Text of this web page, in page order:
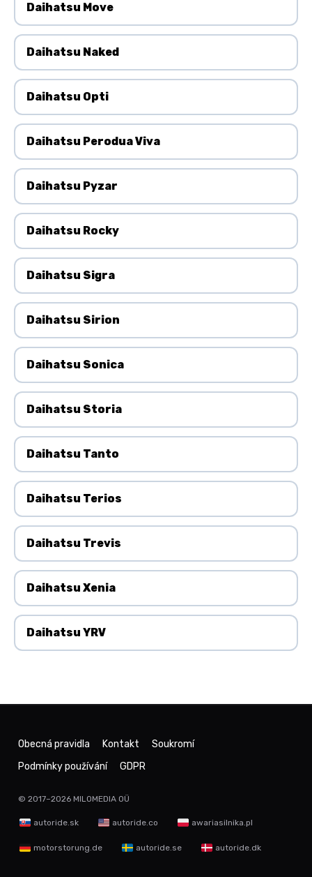
Daihatsu Move
Daihatsu Naked
Daihatsu Opti
Daihatsu Perodua Viva
Daihatsu Pyzar
Daihatsu Rocky
Daihatsu Sigra
Daihatsu Sirion
Daihatsu Sonica
Daihatsu Storia
Daihatsu Tanto
Daihatsu Terios
Daihatsu Trevis
Daihatsu Xenia
Daihatsu YRV
Obecná pravidla Kontakt
Soukromí
Podmínky používání
GDPR
© 2017–2026 MILOMEDIA OÜ
autoride.sk autoride.co awariasilnika.pl
motorstorung.de autoride.se autoride.dk